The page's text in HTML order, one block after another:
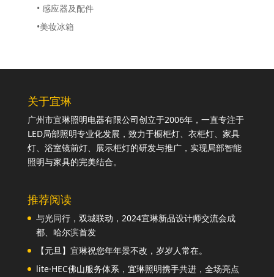
• 感应器及配件
•美妆冰箱
关于宜琳
广州市宜琳照明电器有限公司创立于2006年，一直专注于
LED局部照明专业化发展，致力于橱柜灯、衣柜灯、家具
灯、浴室镜前灯、展示柜灯的研发与推广，实现局部智能
照明与家具的完美结合。
推荐阅读
与光同行，双城联动，2024宜琳新品设计师交流会成
都、哈尔滨首发
【元旦】宜琳祝您年年景不改，岁岁人常在。
lite·HEC佛山服务体系，宜琳照明携手共进，全场亮点